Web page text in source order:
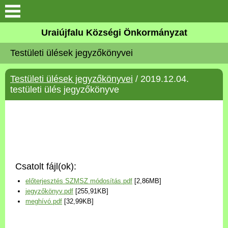
Köszöntő
Elérhetőségek
Uraiújfalu
Választási információk
Versenyképes Járások
Uraiújfalu Községi Önkormányzat
Testületi ülések jegyzőkönyvei
Testületi ülések jegyzőkönyvei / 2019.12.04.
testületi ülés jegyzőkönyve
Csatolt fájl(ok):
előterjesztés SZMSZ módosítás.pdf [2,86MB]
jegyzőkönyv.pdf [255,91KB]
meghívó.pdf [32,99KB]